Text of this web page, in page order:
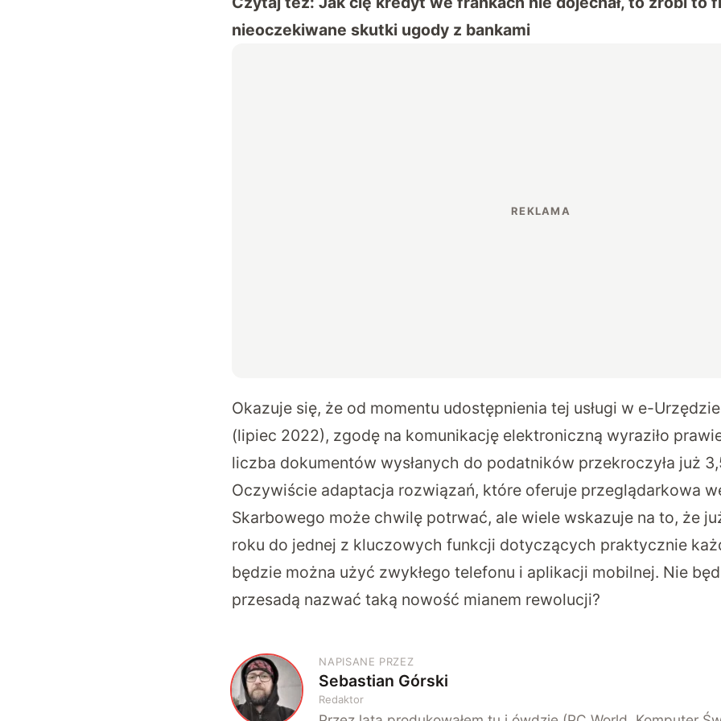
nieoczekiwane skutki ugody z bankami
Okazuje się, że od momentu udostępnienia tej usługi w e-
(lipiec 2022), zgodę na komunikację elektroniczną wyraziło
liczba dokumentów wysłanych do podatników przekroczyła już
Oczywiście adaptacja rozwiązań, które oferuje przeglądarkowa
Skarbowego może chwilę potrwać, ale wiele wskazuje na to, że
roku do jednej z kluczowych funkcji dotyczących praktycznie
będzie można użyć zwykłego telefonu i aplikacji mobilnej. Nie
przesadą nazwać taką nowość mianem rewolucji?
S
NAPISANE PRZEZ
Sebastian Górski
Redaktor